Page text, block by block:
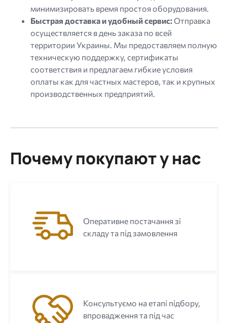
минимизировать время простоя оборудования.
Быстрая доставка и удобный сервис:Отправка
осуществляется в день заказа по всей
территории Украины. Мы предоставляем полную
техническую поддержку, сертификаты
соответствия и предлагаем гибкие условия
оплаты как для частных мастеров, так и крупных
производственных предприятий.
Почему покупают у нас
Оперативне постачання зі
складу та під замовлення
Консультуємо на етапі підбору,
впровадження та під час